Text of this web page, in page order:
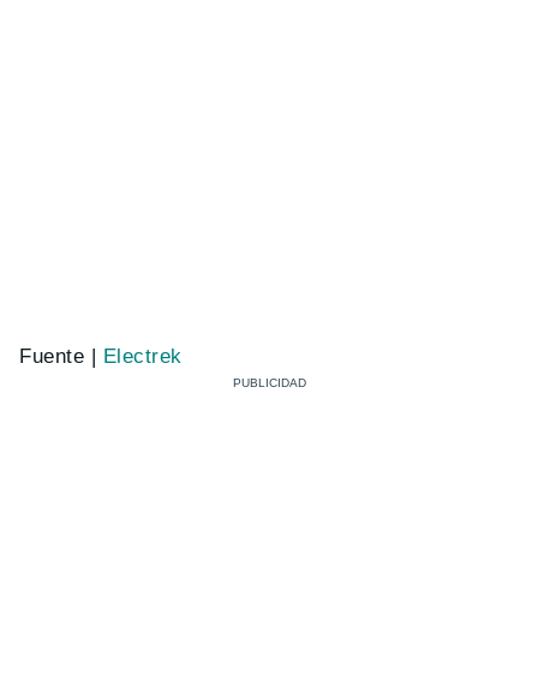
Fuente | Electrek